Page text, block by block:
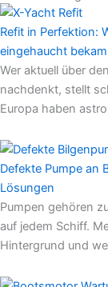
Refit in Perfektion:
eingehaucht bekam
Wer aktuell über
nachdenkt, stellt
Europa haben
Defekte Pumpe an
Lösungen
Pumpen gehören
auf jedem Schiff.
Hintergrund und